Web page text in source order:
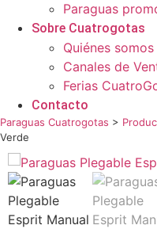
Paraguas
Sobre Cuatrogotas
Quiénes somos
Canales de
Ferias
Contacto
Paraguas Cuatrogotas >
Verde